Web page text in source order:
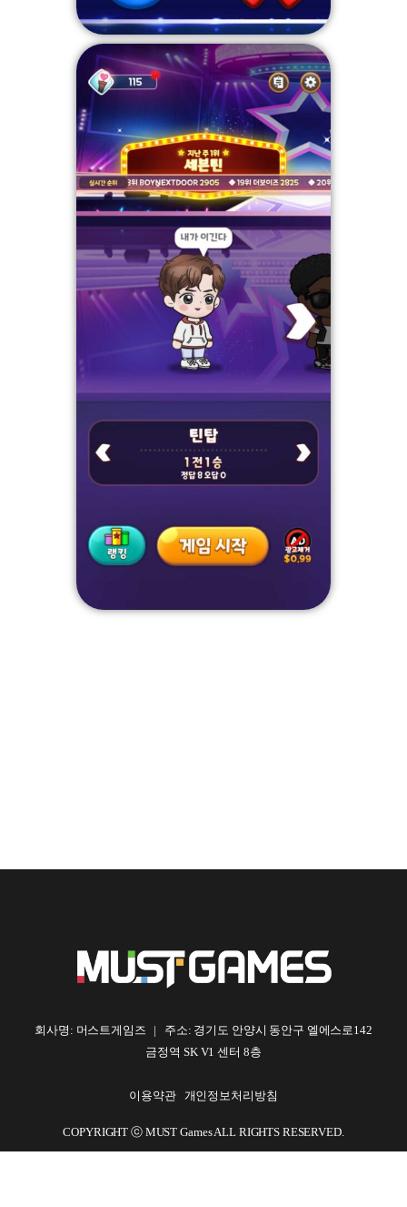
회사명: 머스트게임즈 | 주소: 경기도 안양시 동안구 엘에스로142
금정역 SK V1 센터 8층
이용약관 개인정보처리방침
COPYRIGHT ⓒ MUST Games ALL RIGHTS RESERVED.